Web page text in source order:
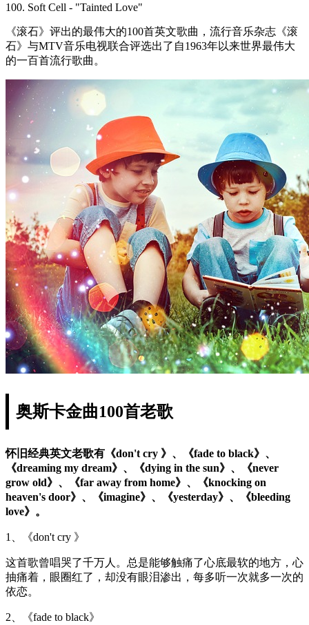
100. Soft Cell - "Tainted Love"
《滚石》评出的最伟大的100首英文歌曲，流行音乐杂志《滚
石》与MTV音乐电视联合评选出了自1963年以来世界最伟大
的一百首流行歌曲。
奥斯卡金曲100首老歌
怀旧经典英文老歌有《don't cry 》、《fade to black》、
《dreaming my dream》、《dying in the sun》、《never
grow old》、《far away from home》、《knocking on
heaven's door》、《imagine》、《yesterday》、《bleeding
love》。
1、《don't cry 》
这首歌曾唱哭了千万人。总是能够触痛了心底最软的地方，心
抽痛着，眼圈红了，却没有眼泪渗出，每多听一次就多一次的
依恋。
2、《fade to black》